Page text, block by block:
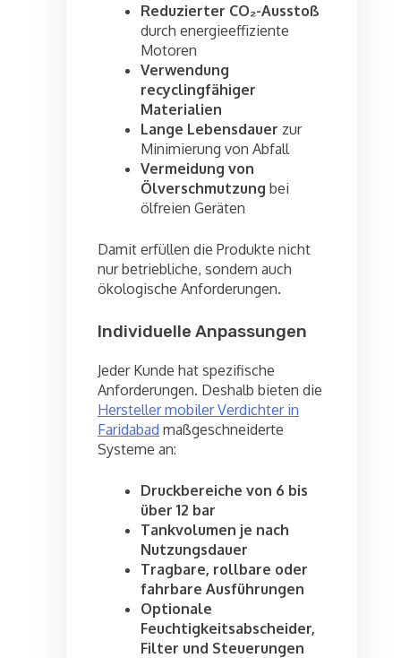
Reduzierter CO₂-Ausstoß
durch energieeffiziente
Motoren
Verwendung
recyclingfähiger
Materialien
Lange Lebensdauer zur
Minimierung von Abfall
Vermeidung von
Ölverschmutzung bei
ölfreien Geräten
Damit erfüllen die Produkte nicht
nur betriebliche, sondern auch
ökologische Anforderungen.
Individuelle Anpassungen
Jeder Kunde hat spezifische
Anforderungen. Deshalb bieten die
Hersteller mobiler Verdichter in
Faridabad maßgeschneiderte
Systeme an:
Druckbereiche von 6 bis
über 12 bar
Tankvolumen je nach
Nutzungsdauer
Tragbare, rollbare oder
fahrbare Ausführungen
Optionale
Feuchtigkeitsabscheider,
Filter und Steuerungen